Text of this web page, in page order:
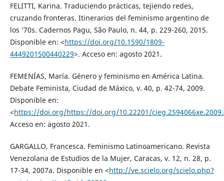
FELITTI, Karina. Traduciendo prácticas, tejiendo redes,
cruzando fronteras. Itinerarios del feminismo argentino de
los ’70s. Cadernos Pagu, São Paulo, n. 44, p. 229-260, 2015.
Disponible en: <https://doi.org/10.1590/1809-
4449201500440229>. Acceso en: agosto 2021.
FEMENÍAS, María. Género y feminismo en América Latina.
Debate Feminista, Ciudad de Máxico, v. 40, p. 42-74, 2009.
Disponible en:
<https://doi.org/https://doi.org/10.22201/
Acceso en: agosto 2021.
GARGALLO, Francesca. Feminismo Latinoamericano. Revista
Venezolana de Estudios de la Mujer, Caracas, v. 12, n. 28, p.
17-34, 2007a. Disponible en <http://ve.scielo.org/scielo.php?